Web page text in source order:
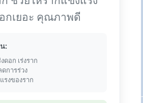
กเยอะ คุณภาพดี
:
ดอก เร่งราก
การร่วง
รงของราก